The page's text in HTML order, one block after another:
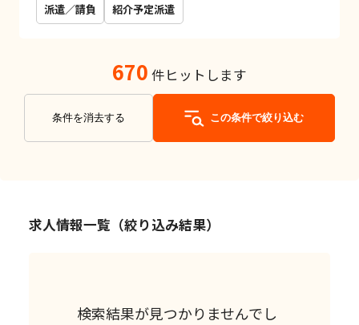
派遣／請負 紹介予定派遣
670 件ヒットします
条件を消去する この条件で絞り込む
求人情報一覧（絞り込み結果）
検索結果が見つかりませんでし